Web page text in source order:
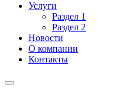
Услуги
Раздел 1
Раздел 2
Новости
О компании
Контакты